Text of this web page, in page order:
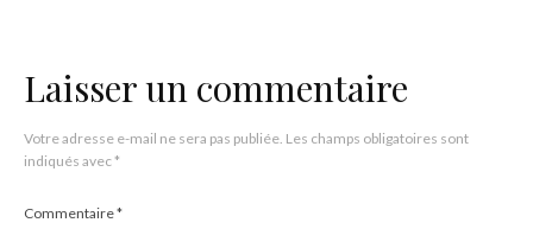
Laisser un commentaire
Votre adresse e-mail ne sera pas publiée. Les champs obligatoires sont
indiqués avec*
Commentaire*